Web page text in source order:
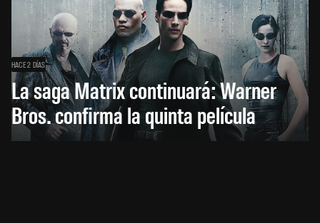
HACE 2 DÍAS
La saga Matrix continuará: Warner
Bros. confirma la quinta película